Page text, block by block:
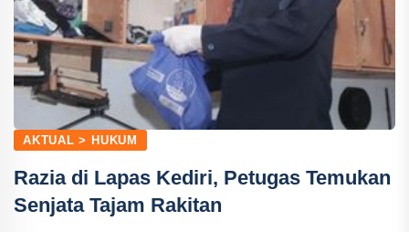
AKTUAL > HUKUM
Razia di Lapas Kediri, Petugas Temukan
Senjata Tajam Rakitan